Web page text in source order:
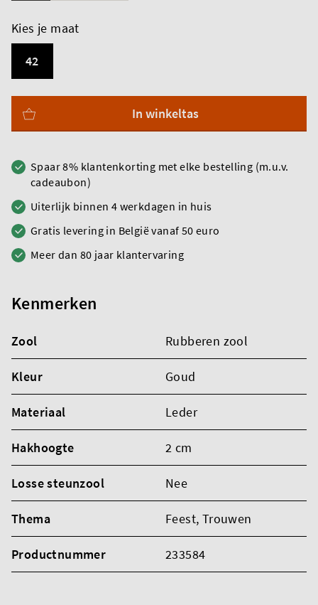
Kies je maat
42
In winkeltas
Spaar 8% klantenkorting met elke bestelling (m.u.v.
cadeaubon)
Uiterlijk binnen 4 werkdagen in huis
Gratis levering in België vanaf 50 euro
Meer dan 80 jaar klantervaring
Kenmerken
Zool Rubberen zool
Kleur Goud
Materiaal Leder
Hakhoogte 2 cm
Losse steunzool Nee
Thema Feest, Trouwen
Productnummer 233584